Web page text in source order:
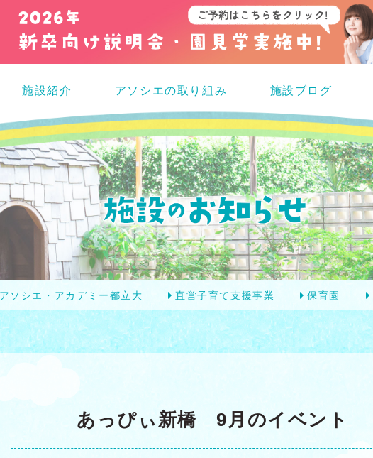
施設紹介 アソシエの取り組み 施設ブログ
アソシエ・アカデミー都立大 直営子育て支援事業 保育園
あっぴぃ新橋 9月のイベント